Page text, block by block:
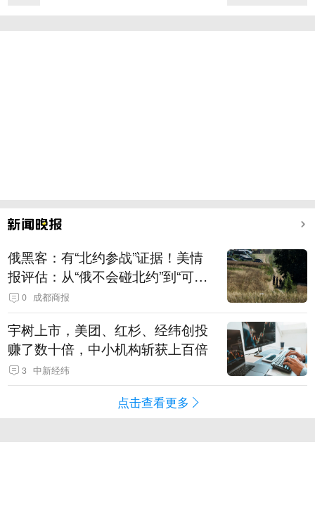
俄黑客：有“北约参战”证据！美情
报评估：从“俄不会碰北约”到“可能
发动有限攻击”
0 成都商报
宇树上市，美团、红杉、经纬创投
赚了数十倍，中小机构斩获上百倍
3 中新经纬
点击查看更多